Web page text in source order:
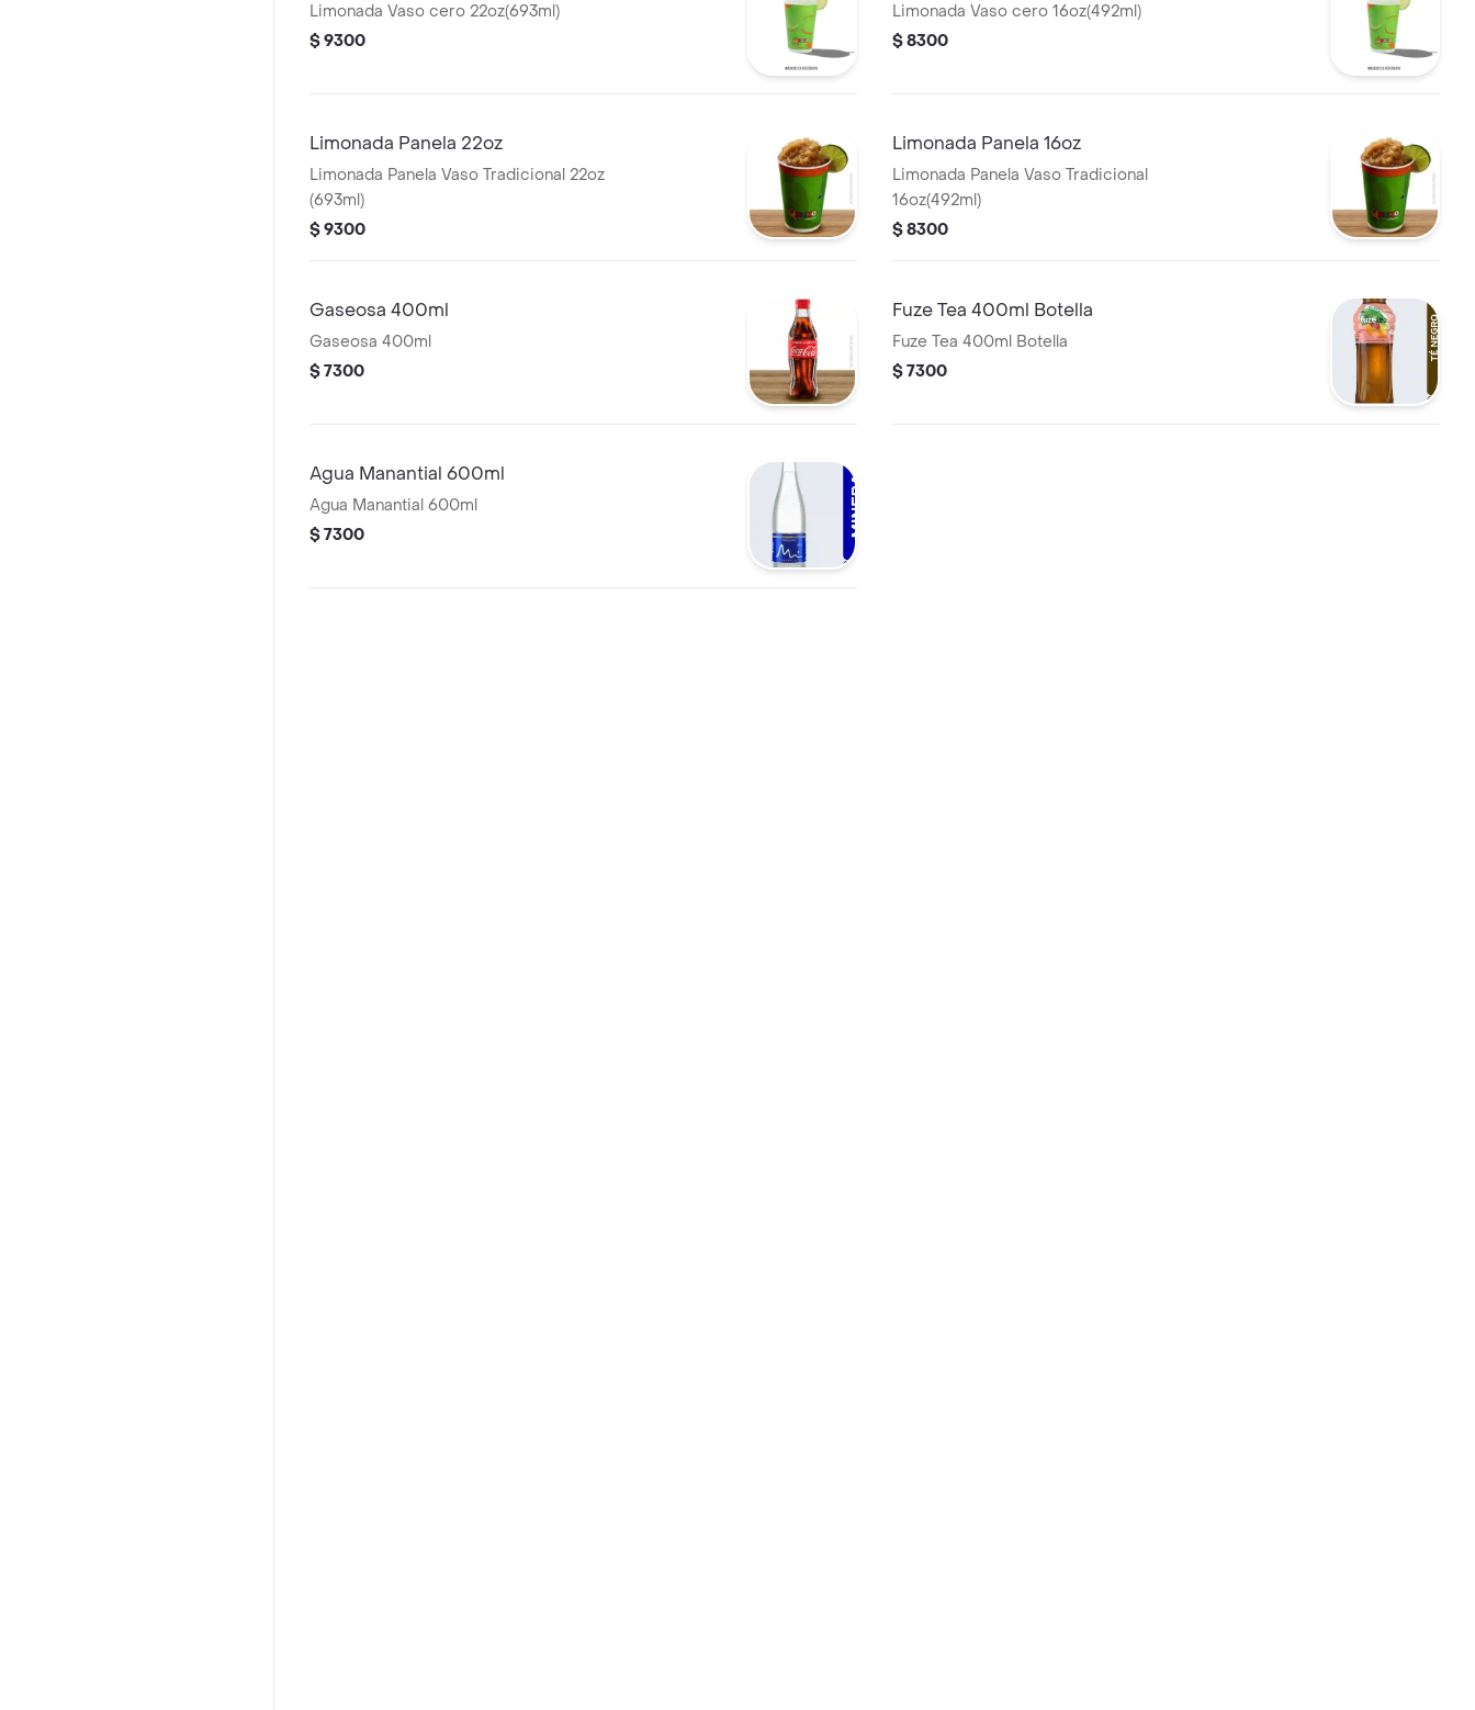
Limonada Vaso cero 22oz(693ml)
$ 9300
Limonada Vaso cero 16oz(492ml)
$ 8300
Limonada Panela 22oz
Limonada Panela Vaso Tradicional 22oz
(693ml)
$ 9300
Limonada Panela 16oz
Limonada Panela Vaso Tradicional
16oz(492ml)
$ 8300
Gaseosa 400ml
Gaseosa 400ml
$ 7300
Fuze Tea 400ml Botella
Fuze Tea 400ml Botella
$ 7300
Agua Manantial 600ml
Agua Manantial 600ml
$ 7300